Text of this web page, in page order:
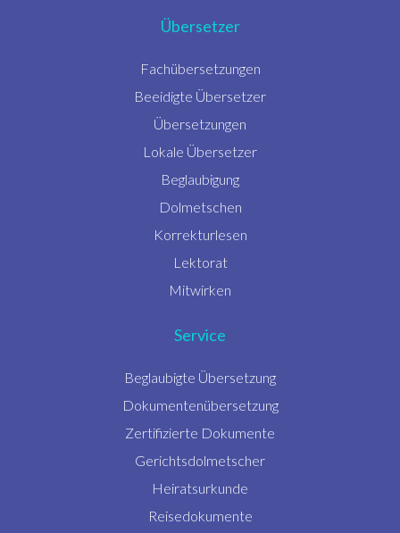
Übersetzer
Fachübersetzungen
Beeidigte Übersetzer
Übersetzungen
Lokale Übersetzer
Beglaubigung
Dolmetschen
Korrekturlesen
Lektorat
Mitwirken
Service
Beglaubigte Übersetzung
Dokumentenübersetzung
Zertifizierte Dokumente
Gerichtsdolmetscher
Heiratsurkunde
Reisedokumente